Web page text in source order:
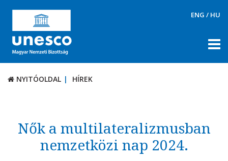
ENG / HU
NYITÓOLDAL HÍREK
TÉMÁK
DOKUMENTUMTÁR
NYITÓOLDAL HÍREK
Nők a multilateralizmusban
nemzetközi nap 2024.